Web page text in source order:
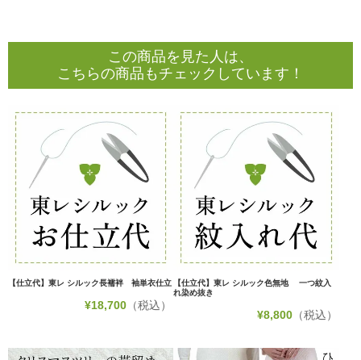
この商品を見た人は、
こちらの商品もチェックしています！
【仕立代】東レ シルック長襦袢 袖単衣仕立
¥18,700 （税込）
【仕立代】東レ シルック色無地 一つ紋入
れ染め抜き
¥8,800（税込）